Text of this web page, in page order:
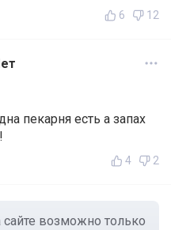
6 12
пекарня есть а запах
4 2
сайте возможно только